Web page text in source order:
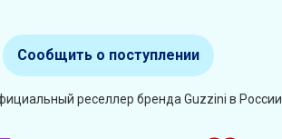
Сообщить о поступлении
реселлер бренда Guzzini в России